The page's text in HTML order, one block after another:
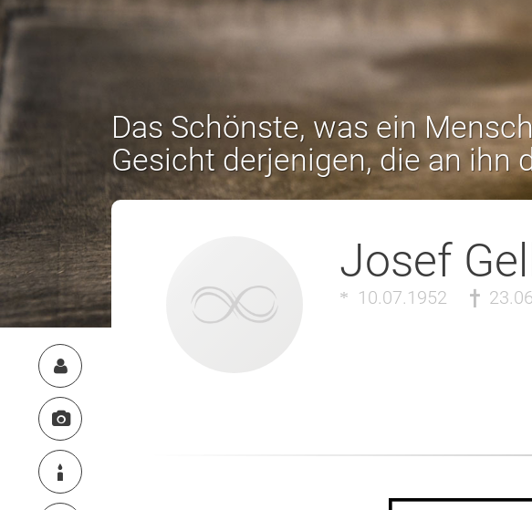
Das Schönste, was ein
Gesicht derjenigen, die an ihn
Josef
10.07.1952